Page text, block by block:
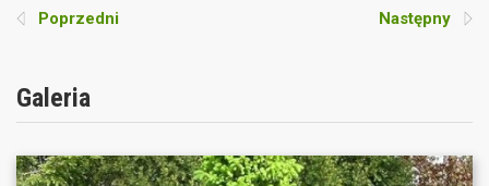
Poprzedni Następny
Galeria